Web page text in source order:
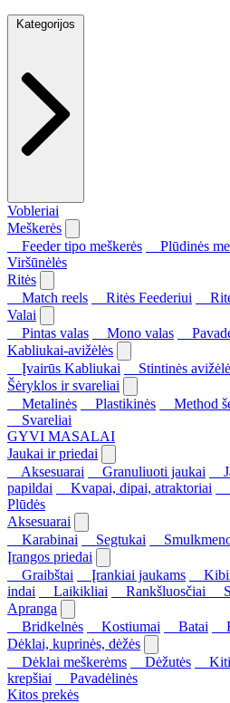
Kategorijos
Vobleriai
Meškerės
Feeder tipo meškerės
Plūdinės
Viršūnėlės
Ritės
Match reels
Ritės Feederiui
Valai
Pintas valas
Mono valas
Kabliukai-avižėlės
Įvairūs Kabliukai
Stintinės
Šėryklos ir svareliai
Metalinės
Plastikinės Method
Svareliai
GYVI MASALAI
Jaukai ir priedai
Aksesuarai
Granuliuoti jaukai
papildai
Kvapai, dipai, atraktoriai
Plūdės
Aksesuarai
Karabinai
Segtukai
Įrangos priedai
Graibštai
Įrankiai jaukams
indai
Laikikliai Rankšluosčiai
Apranga
Bridkelnės
Kostiumai Batai
Dėklai, kuprinės, dėžės
Dėklai meškerėms
Dėžutės Kiti
krepšiai
Pavadėlinės
Kitos prekės